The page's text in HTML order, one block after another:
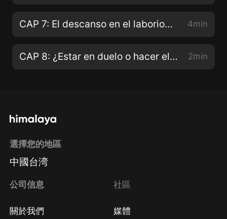
CAP 7: El descanso en el laborioso camino del duelo por P. Mateo Bautista 4min
CAP 8: ¿Estar en duelo o hacer el duelo? por P. Mateo Bautista 2min
選擇您的地區
中國台湾
公司信息
關於我們
社區
媒體